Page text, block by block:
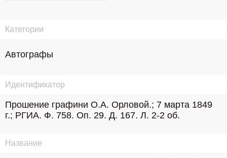
Категории
Автографы
Идентификатор
Прошение графини О.А. Орловой.; 7 марта 1849
г.; РГИА. Ф. 758. Оп. 29. Д. 167. Л. 2-2 об.
Название